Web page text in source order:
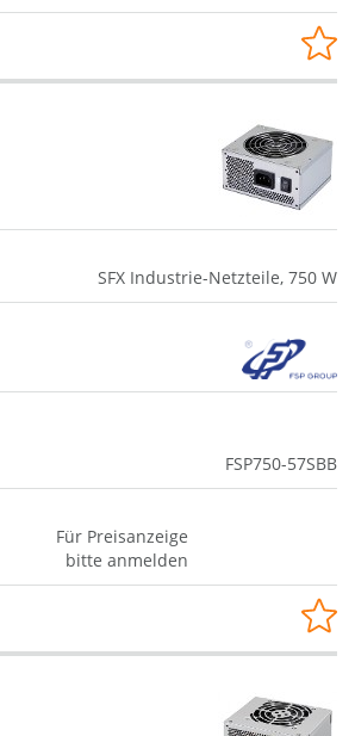
SFX Industrie-Netzteile, 750 W
FSP750-57SBB
Für Preisanzeige
bitte anmelden